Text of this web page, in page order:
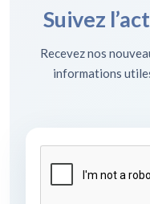
Suivez
Recevez nos
informations